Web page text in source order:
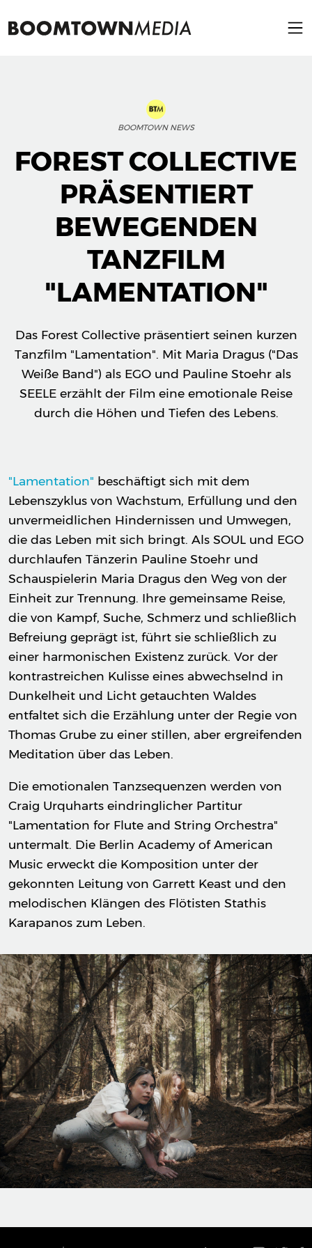
BOOMTOWN NEWS
FOREST COLLECTIVE
PRÄSENTIERT
BEWEGENDEN
TANZFILM
"LAMENTATION"
Das Forest Collective präsentiert seinen kurzen
Tanzfilm "Lamentation". Mit Maria Dragus ("Das
Weiße Band") als EGO und Pauline Stoehr als
SEELE erzählt der Film eine emotionale Reise
durch die Höhen und Tiefen des Lebens.
"Lamentation" beschäftigt sich mit dem
Lebenszyklus von Wachstum, Erfüllung und den
unvermeidlichen Hindernissen und Umwegen,
die das Leben mit sich bringt. Als SOUL und EGO
durchlaufen Tänzerin Pauline Stoehr und
Schauspielerin Maria Dragus den Weg von der
Einheit zur Trennung. Ihre gemeinsame Reise,
die von Kampf, Suche, Schmerz und schließlich
Befreiung geprägt ist, führt sie schließlich zu
einer harmonischen Existenz zurück. Vor der
kontrastreichen Kulisse eines abwechselnd in
Dunkelheit und Licht getauchten Waldes
entfaltet sich die Erzählung unter der Regie von
Thomas Grube zu einer stillen, aber ergreifenden
Meditation über das Leben.
Die emotionalen Tanzsequenzen werden von
Craig Urquharts eindringlicher Partitur
"Lamentation for Flute and String Orchestra"
untermalt. Die Berlin Academy of American
Music erweckt die Komposition unter der
gekonnten Leitung von Garrett Keast und den
melodischen Klängen des Flötisten Stathis
Karapanos zum Leben.